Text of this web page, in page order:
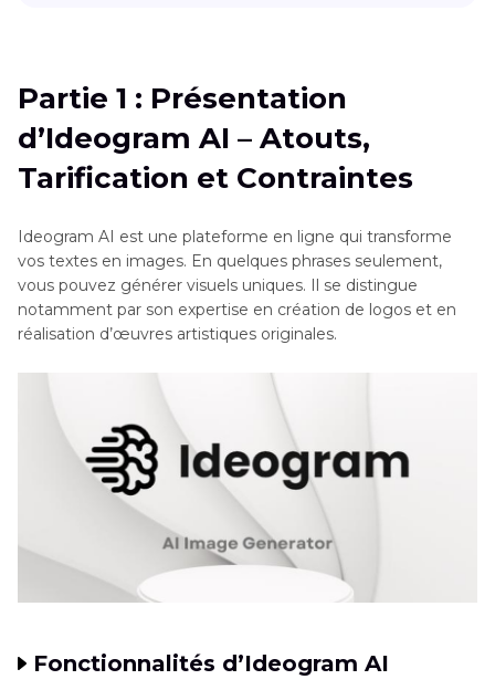
Partie 2: Comment utiliser Ideogram AI pour
générer des images
Partie 3: Les meilleures alternatives à Ideogram
Astuce bonus : Améliorez vos images générées
par IA avec HitPaw FotorPea
Partie 1 : Présentation
d’Ideogram AI – Atouts,
Tarification et Contraintes
Ideogram AI est une plateforme en ligne qui transforme
vos textes en images. En quelques phrases seulement,
vous pouvez générer visuels uniques. Il se distingue
notamment par son expertise en création de logos et en
réalisation d’œuvres artistiques originales.
Fonctionnalités d’Ideogram AI